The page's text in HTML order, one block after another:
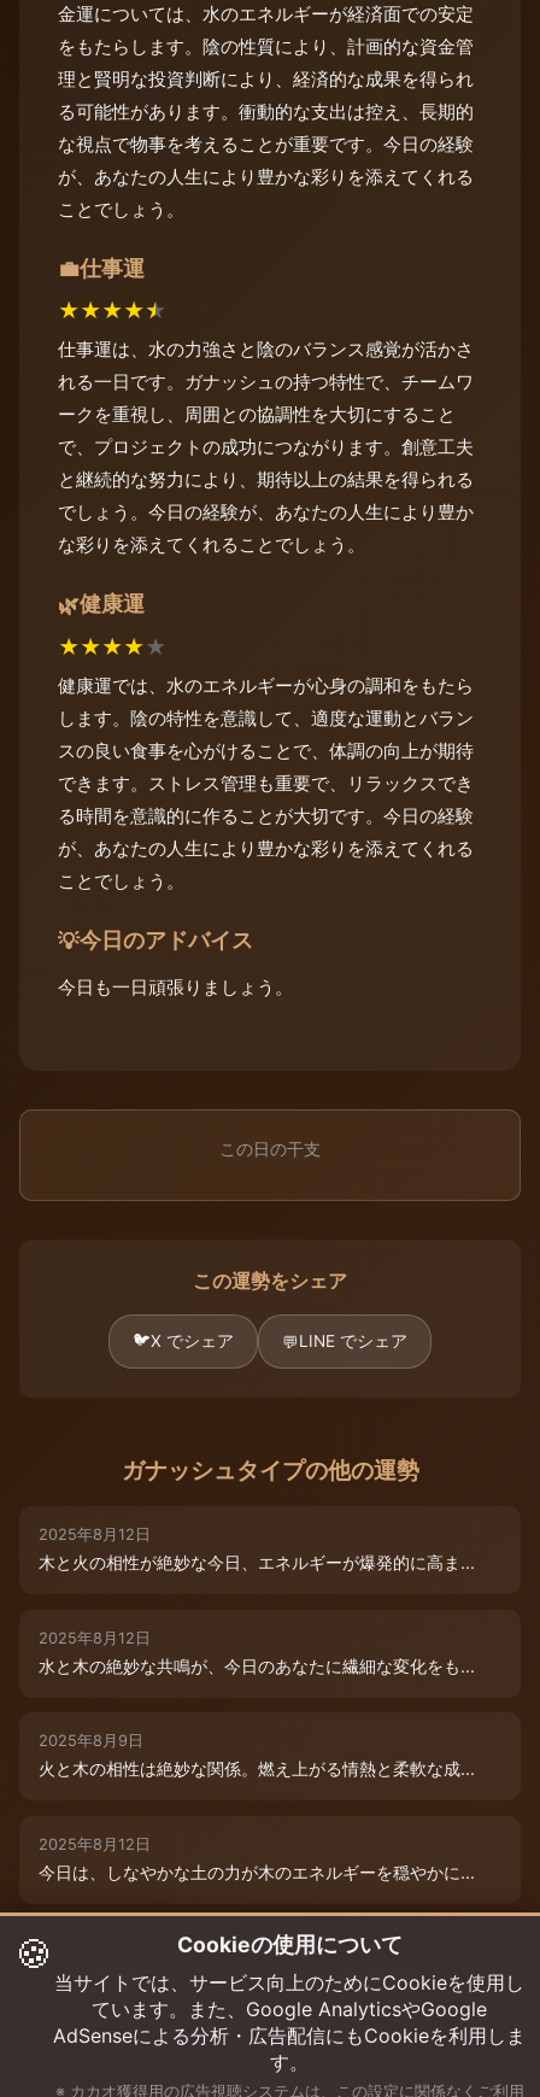
金運については、水のエネルギーが経済面での安定
をもたらします。陰の性質により、計画的な資金管
理と賢明な投資判断により、経済的な成果を得られ
る可能性があります。衝動的な支出は控え、長期的
な視点で物事を考えることが重要です。今日の経験
が、あなたの人生により豊かな彩りを添えてくれる
ことでしょう。
💼仕事運
★★★★★
仕事運は、水の力強さと陰のバランス感覚が活かさ
れる一日です。ガナッシュの持つ特性で、チームワ
ークを重視し、周囲との協調性を大切にすること
で、プロジェクトの成功につながります。創意工夫
と継続的な努力により、期待以上の結果を得られる
でしょう。今日の経験が、あなたの人生により豊か
な彩りを添えてくれることでしょう。
🌿健康運
★★★★★
健康運では、水のエネルギーが心身の調和をもたら
します。陰の特性を意識して、適度な運動とバラン
スの良い食事を心がけることで、体調の向上が期待
できます。ストレス管理も重要で、リラックスでき
る時間を意識的に作ることが大切です。今日の経験
が、あなたの人生により豊かな彩りを添えてくれる
ことでしょう。
💡今日のアドバイス
今日も一日頑張りましょう。
この日の干支
この運勢をシェア
🐦X でシェア 💬LINE でシェア
ガナッシュタイプの他の運勢
2025年8月12日
木と火の相性が絶妙な今日、エネルギーが爆発的に高ま...
2025年8月12日
水と木の絶妙な共鳴が、今日のあなたに繊細な変化をも...
2025年8月9日
火と木の相性は絶妙な関係。燃え上がる情熱と柔軟な成...
2025年8月12日
今日は、しなやかな土の力が木のエネルギーを穏やかに...
2025年8月9日
水と木の絶妙な共演が、今日のあなたを特別な輝きで包...
🍪 Cookieの使用について
当サイトでは、サービス向上のためにCookieを使用し
ています。また、Google AnalyticsやGoogle
AdSenseによる分析・広告配信にもCookieを利用しま
す。
※ カカオ獲得用の広告視聴システムは、この設定に関係なくご利用